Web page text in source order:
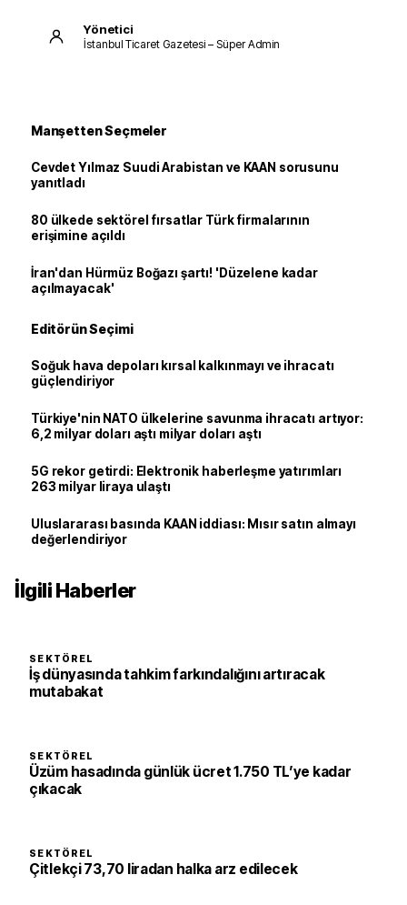
Yönetici
İstanbul Ticaret Gazetesi – Süper Admin
Manşetten Seçmeler
Cevdet Yılmaz Suudi Arabistan ve KAAN sorusunu
yanıtladı
80 ülkede sektörel fırsatlar Türk firmalarının
erişimine açıldı
İran'dan Hürmüz Boğazı şartı! 'Düzelene kadar
açılmayacak'
Editörün Seçimi
Soğuk hava depoları kırsal kalkınmayı ve ihracatı
güçlendiriyor
Türkiye'nin NATO ülkelerine savunma ihracatı artıyor:
6,2 milyar doları aştı milyar doları aştı
5G rekor getirdi: Elektronik haberleşme yatırımları
263 milyar liraya ulaştı
Uluslararası basında KAAN iddiası: Mısır satın almayı
değerlendiriyor
İlgili Haberler
SEKTÖREL
İş dünyasında tahkim farkındalığını artıracak
mutabakat
SEKTÖREL
Üzüm hasadında günlük ücret 1.750 TL’ye kadar
çıkacak
SEKTÖREL
Çitlekçi 73,70 liradan halka arz edilecek